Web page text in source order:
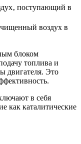
поступающий в
воздух в
блоком
топлива и
двигателя. Это
в себя
как каталитические